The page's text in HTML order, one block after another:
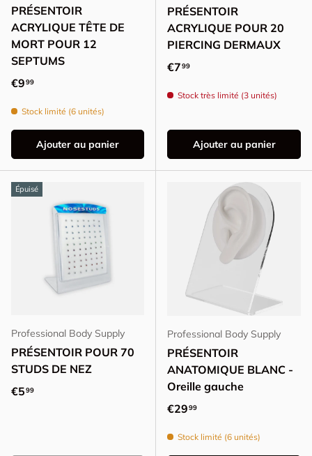
PRÉSENTOIR
ACRYLIQUE TÊTE DE
MORT POUR 12
SEPTUMS
Prix habituel
€999
Stock limité (6 unités)
Ajouter au panier
PRÉSENTOIR
ACRYLIQUE POUR 20
PIERCING DERMAUX
Prix habituel
€799
Stock très limité (3 unités)
Ajouter au panier
Épuisé
Professional Body Supply
PRÉSENTOIR POUR 70
STUDS DE NEZ
Prix habituel
€599
Professional Body Supply
PRÉSENTOIR
ANATOMIQUE BLANC -
Oreille gauche
Prix habituel
€2999
Stock limité (6 unités)